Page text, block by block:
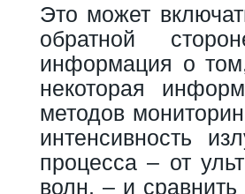
Это может
обратной
информация о
некоторая
методов
интенсивность
процесса – от
волн, – и сравнить